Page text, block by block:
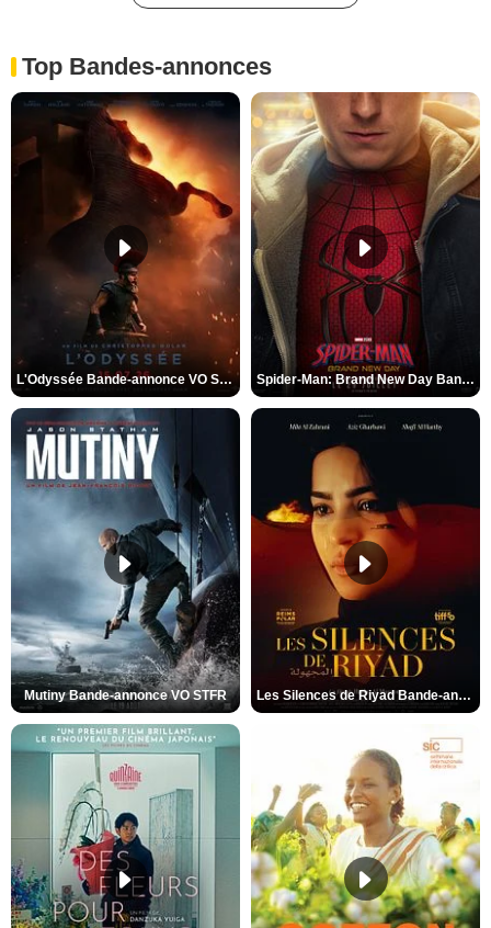
Top Bandes-annonces
L'Odyssée Bande-annonce VO STFR Spider-Man: Brand New Day Bande-annonce VO STFR
Mutiny Bande-annonce VO STFR Les Silences de Riyad Bande-annonce VO STFR